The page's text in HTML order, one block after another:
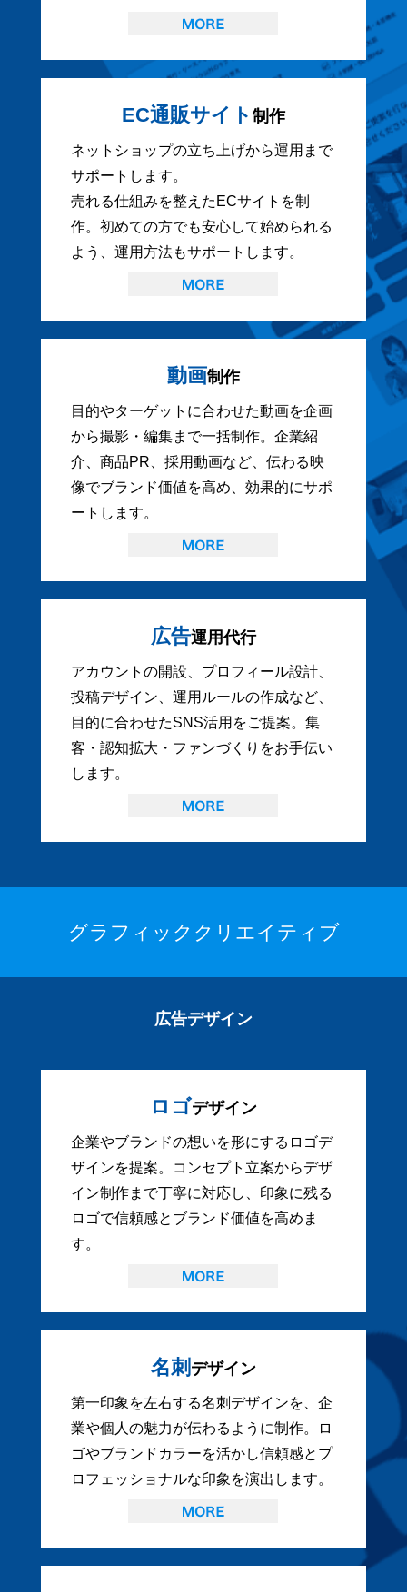
EC通販サイト 制作
ネットショップの立ち上げから運用まで
サポートします。
売れる仕組みを整えたECサイトを制
作。初めての方でも安心して始められる
よう、運用方法もサポートします。
動画制作
目的やターゲットに合わせた動画を企画
から撮影・編集まで一括制作。企業紹
介、商品PR、採用動画など、伝わる映
像でブランド価値を高め、効果的にサポ
ートします。
広告運用代行
アカウントの開設、プロフィール設計、
投稿デザイン、運用ルールの作成など、
目的に合わせたSNS活用をご提案。集
客・認知拡大・ファンづくりをお手伝い
します。
グラフィッククリエイティブ
広告デザイン
ロゴデザイン
企業やブランドの想いを形にするロゴデ
ザインを提案。コンセプト立案からデザ
イン制作まで丁寧に対応し、印象に残る
ロゴで信頼感とブランド価値を高めま
す。
名刺 デザイン
第一印象を左右する名刺デザインを、企
業や個人の魅力が伝わるように制作。ロ
ゴやブランドカラーを活かし信頼感とプ
ロフェッショナルな印象を演出します。